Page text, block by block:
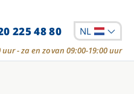
225 48 80 NL
- za en zo van 09:00-19:00 uur